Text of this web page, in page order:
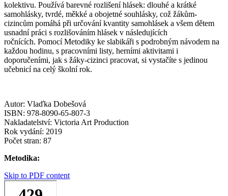
kolektivu. Používá barevné rozlišení hlásek: dlouhé a krátké
samohlásky, tvrdé, měkké a obojetné souhlásky, což žákům-
cizincům pomáhá při určování kvantity samohlásek a všem dětem
usnadní práci s rozlišováním hlásek v následujících
ročnících. Pomocí Metodiky ke slabikáři s podrobným návodem na
každou hodinu, s pracovními listy, herními aktivitami i
doporučeními, jak s žáky-cizinci pracovat, si vystačíte s jedinou
učebnicí na celý školní rok.
Autor: Vlaďka Dobešová
ISBN: 978-8090-65-807-3
Nakladatelství: Victoria Art Production
Rok vydání: 2019
Počet stran: 87
Metodika:
Skip to PDF content